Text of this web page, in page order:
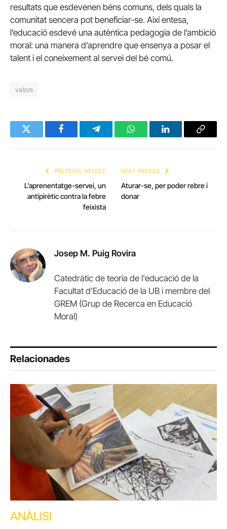
resultats que esdevenen béns comuns, dels quals la
comunitat sencera pot beneficiar-se. Així entesa,
l’educació esdevé una autèntica pedagogia de l’ambició
moral: una manera d’aprendre que ensenya a posar el
talent i el coneixement al servei del bé comú.
valors
Twitter FacebookTelegramWhatsAppLinkedInCopy
PREVIOUS ARTICLE
L’aprenentatge-servei, un
antipirètic contra la febre
feixista
NEXT ARTICLE
Aturar-se, per poder rebre i
donar
Josep M. Puig Rovira
Catedràtic de teoria de l'educació de la
Facultat d'Educació de la UB i membre del
GREM (Grup de Recerca en Educació
Moral)
Relacionades
ANÀLISI